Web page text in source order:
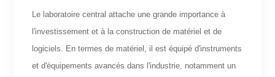
Le laboratoire central attache une grande importance à
l'investissement et à la construction de matériel et de
logiciels. En termes de matériel, il est équipé d'instruments
et d'équipements avancés dans l'industrie, notamment un